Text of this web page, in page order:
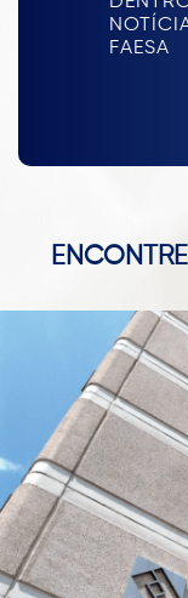
FAESA